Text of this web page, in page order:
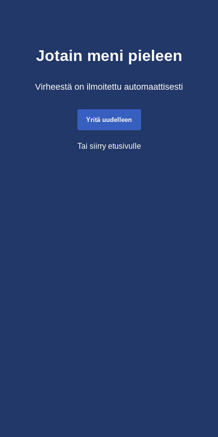
Jotain meni pieleen
Virheestä on ilmoitettu automaattisesti
Yritä uudelleen
Tai siirry etusivulle